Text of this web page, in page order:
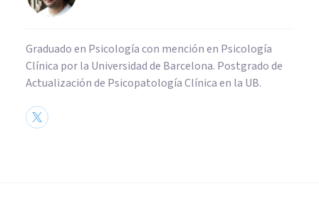
Graduado en Psicología con mención en Psicología
Clínica por la Universidad de Barcelona. Postgrado de
Actualización de Psicopatología Clínica en la UB.